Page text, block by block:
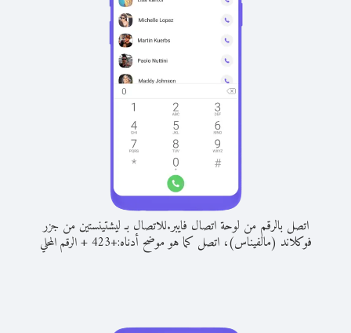
اتصل بالرقم من لوحة اتصال فايبر.للاتصال بـ ليشتينستين من جزر
فوكلاند (مالفيناس)، اتصل كما هو موضح أدناه:+
423
+الرقم المحلي